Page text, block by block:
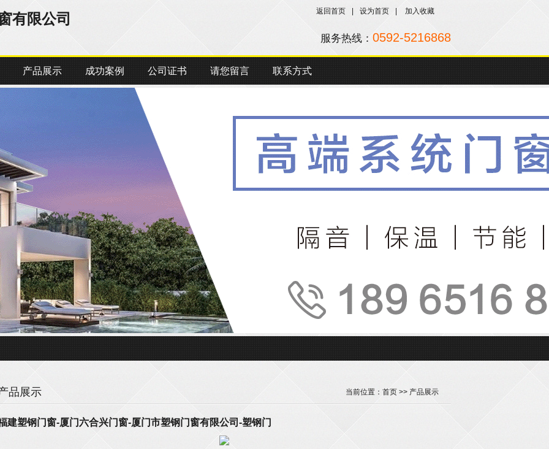
有限公司 返回首页 设为首页 加入收藏
服务热线： 0592-5216868
5217988
产品展示 成功案例 公司证书 请您留言 联系方式
品展示 当前位置： 首页 >> 产品展示
建塑钢门窗-厦门六合兴门窗-厦门市塑钢门窗有限公司-塑钢门